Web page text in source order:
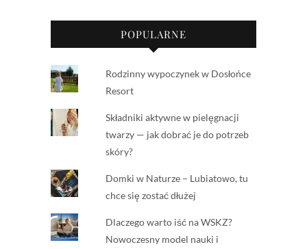
POPULARNE
Rodzinny wypoczynek w Dosłońce
Resort
Składniki aktywne w pielęgnacji
twarzy — jak dobrać je do potrzeb
skóry?
Domki w Naturze – Lubiatowo, tu
chce się zostać dłużej
Dlaczego warto iść na WSKZ?
Nowoczesny model nauki i